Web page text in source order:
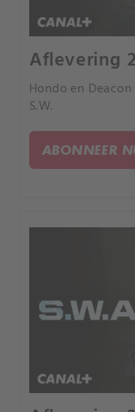
Aflevering
Hondo en
S.W.
ABONNEER